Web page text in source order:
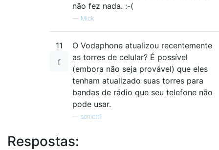
não fez nada. :-(
— Mick
11
O Vodaphone atualizou recentemente
as torres de celular? É possível
(embora não seja provável) que eles
tenham atualizado suas torres para
bandas de rádio que seu telefone não
pode usar.
sonictt1
Respostas: